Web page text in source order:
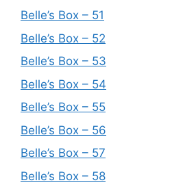
Belle’s Box – 51
Belle’s Box – 52
Belle’s Box – 53
Belle’s Box – 54
Belle’s Box – 55
Belle’s Box – 56
Belle’s Box – 57
Belle’s Box – 58